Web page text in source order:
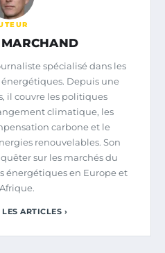
spécialisé dans les
Depuis une
il couvre les politiques
climatique, les
carbone et le
renouvelables. Son
sur les marchés du
énergétiques en Europe et
ARTICLES ›